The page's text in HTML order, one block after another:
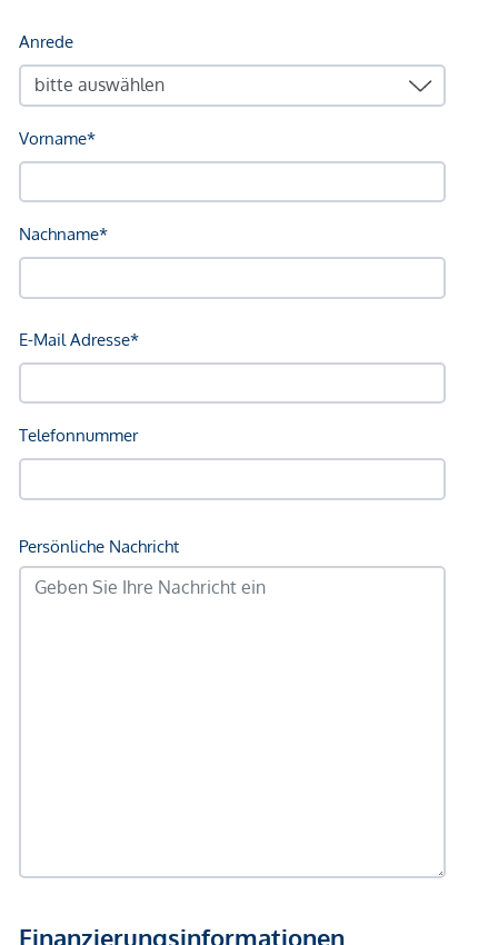
Klinik <250m
Krankenhaus <500m
Kinder & Schulen
Schule <250m
Höhere Schule <1.000m
Nahversorgung
Sonstige
Geldautomat <250m
Bank <250m
Polizei <500m
*Der Vertrag kommt nicht mit der INFINA Credit Broker
Immobilienunternehmen angeboten. Allfällige aus dem